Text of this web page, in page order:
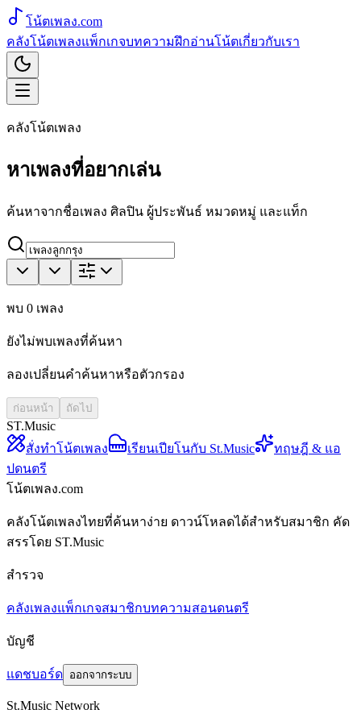
โน้ตเพลง.com
คลังโน้ตเพลงแพ็กเกจบทความฝึกอ่านโน้ตเกี่ยวกับเรา
คลังโน้ตเพลง
หาเพลงที่อยากเล่น
ค้นหาจากชื่อเพลง ศิลปิน ผู้ประพันธ์ หมวดหมู่ และแท็ก
พบ 0 เพลง
ยังไม่พบเพลงที่ค้นหา
ลองเปลี่ยนคำค้นหาหรือตัวกรอง
ก่อนหน้า ถัดไป
ST.Music
สั่งทำโน้ตเพลง
เรียนเปียโนกับ St.Music
ทฤษฎี & แอ
ปดนตรี
โน้ตเพลง.com
คลังโน้ตเพลงไทยที่ค้นหาง่าย ดาวน์โหลดได้สำหรับสมาชิก คัด
สรรโดย ST.Music
สำรวจ
คลังเพลงแพ็กเกจสมาชิกบทความสอนดนตรี
บัญชี
แดชบอร์ด ออกจากระบบ
St.Music Network